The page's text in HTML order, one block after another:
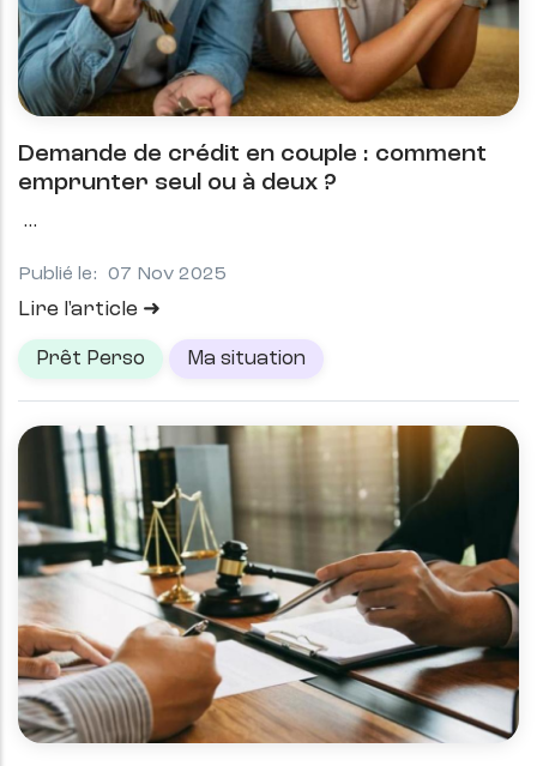
Demande de crédit en couple : comment
emprunter seul ou à deux ?
Publié le: 07 Nov 2025
Lire l'article
Prêt Perso Ma situation